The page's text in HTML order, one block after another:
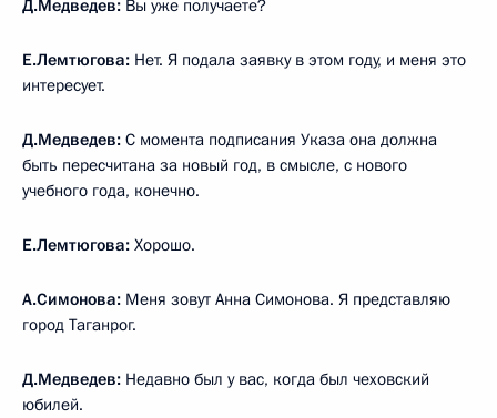
Д.Медведев: Вы уже получаете?
Е.Лемтюгова: Нет. Я подала заявку в этом году, и меня это
интересует.
Д.Медведев: С момента подписания Указа она должна
быть пересчитана за новый год, в смысле, с нового
учебного года, конечно.
Е.Лемтюгова: Хорошо.
А.Симонова: Меня зовут Анна Симонова. Я представляю
город Таганрог.
Д.Медведев: Недавно был у вас, когда был чеховский
юбилей.